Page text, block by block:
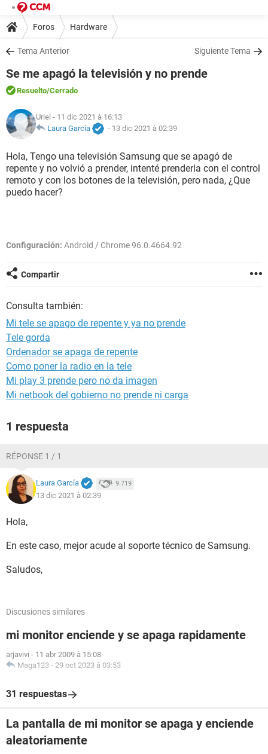
Foros Hardware
Tema Anterior Siguiente Tema
Se me apagó la televisión y no prende
Resuelto/Cerrado
Uriel - 11 dic 2021 à 16:13
Laura García
- 13 dic 2021 à 02:39
Hola, Tengo una televisión Samsung que se apagó de
repente y no volvió a prender, intenté prenderla con el control
remoto y con los botones de la televisión, pero nada, ¿Que
puedo hacer?
Configuración: Android / Chrome 96.0.4664.92
Compartir
Consulta también:
Mi tele se apago de repente y ya no prende
Tele gorda
Ordenador se apaga de repente
Como poner la radio en la tele
Mi play 3 prende pero no da imagen
Mi netbook del gobierno no prende ni carga
1 respuesta
RÉPONSE 1 / 1
Laura García 9.719
13 dic 2021 à 02:39
Hola,
En este caso, mejor acude al soporte técnico de Samsung.
Saludos,
Discusiones similares
mi monitor enciende y se apaga rapidamente
arjavivi - 11 abr 2009 à 15:08
Maga123 - 29 oct 2023 à 03:53
31 respuestas
La pantalla de mi monitor se apaga y enciende
aleatoriamente